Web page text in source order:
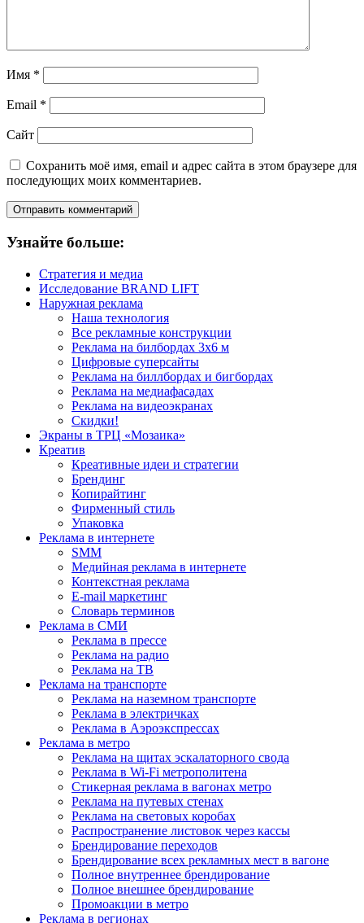
Имя *
Email *
Сайт
Сохранить моё имя, email и адрес сайта в этом браузере для
последующих моих комментариев.
Узнайте больше:
Стратегия и медиа
Исследование BRAND LIFT
Наружная реклама
Наша технология
Все рекламные конструкции
Реклама на билбордах 3х6 м
Цифровые суперсайты
Реклама на биллбордах и бигбордах
Реклама на медиафасадах
Реклама на видеоэкранах
Скидки!
Экраны в ТРЦ «Мозаика»
Креатив
Креативные идеи и стратегии
Брендинг
Копирайтинг
Фирменный стиль
Упаковка
Реклама в интернете
SMM
Медийная реклама в интернете
Контекстная реклама
E-mail маркетинг
Словарь терминов
Реклама в СМИ
Реклама в прессе
Реклама на радио
Реклама на ТВ
Реклама на транспорте
Реклама на наземном транспорте
Реклама в электричках
Реклама в Аэроэкспрессах
Реклама в метро
Реклама на щитах эскалаторного свода
Реклама в Wi-Fi метрополитена
Стикерная реклама в вагонах метро
Реклама на путевых стенах
Реклама на световых коробах
Распространение листовок через кассы
Брендирование переходов
Брендирование всех рекламных мест в вагоне
Полное внутреннее брендирование
Полное внешнее брендирование
Промоакции в метро
Реклама в регионах